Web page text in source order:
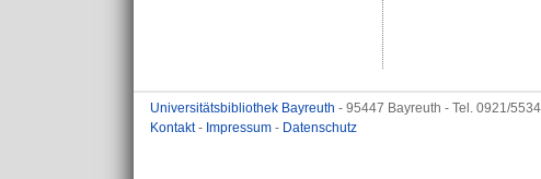
Universitätsbibliothek Bayreuth - 95447 Bayreuth - Tel. 0921/
Kontakt- Impressum - Datenschutz